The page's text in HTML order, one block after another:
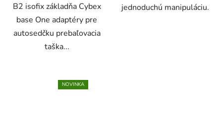
B2 isofix základňa Cybex
base One adaptéry pre
autosedčku prebaľovacia
taška...
jednoduchú manipuláciu.
NOVINKA